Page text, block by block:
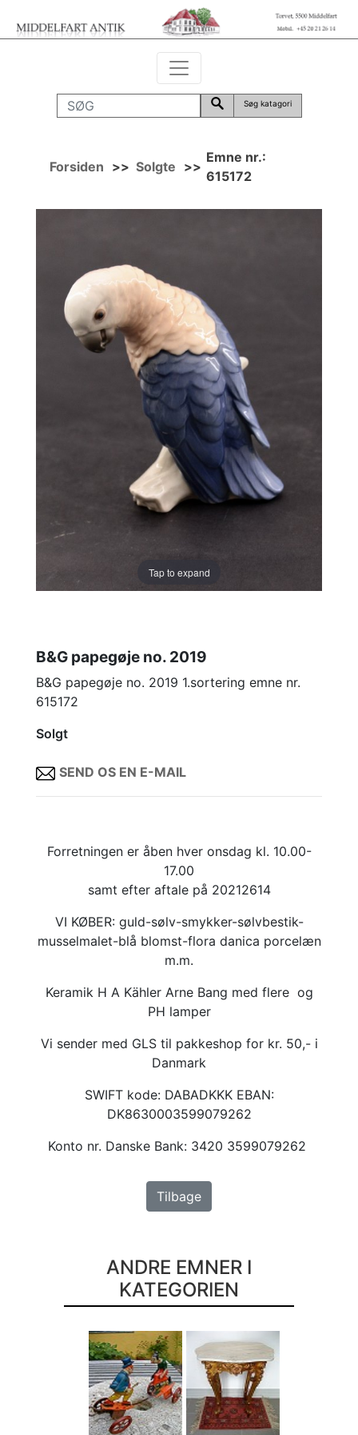
Søg katagori
Forsiden >> Solgte >>
Emne nr.:
615172
Tap to expand
B&G papegøje no. 2019
B&G papegøje no. 2019 1.sortering emne nr.
615172
Solgt
SEND OS EN E-MAIL
Forretningen er åben hver onsdag kl. 10.00-
17.00
samt efter aftale på 20212614
VI KØBER: guld-sølv-smykker-sølvbestik-
musselmalet-blå blomst-flora danica porcelæn
m.m.
Keramik H A Kähler Arne Bang med flere og
PH lamper
Vi sender med GLS til pakkeshop for kr. 50,- i
Danmark
SWIFT kode: DABADKKK EBAN:
DK8630003599079262
Konto nr. Danske Bank: 3420 3599079262
Tilbage
ANDRE EMNER I
KATEGORIEN